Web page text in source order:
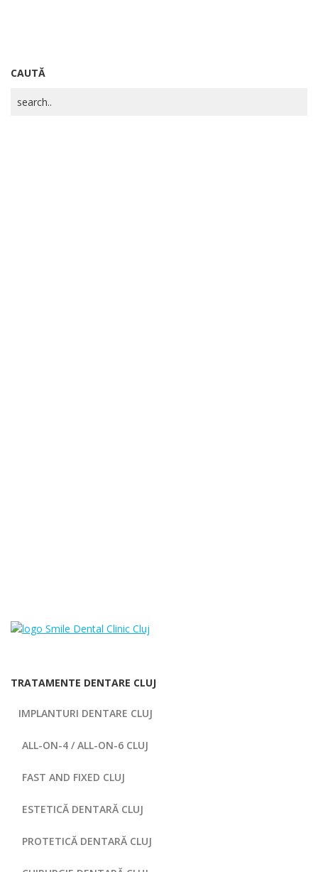
CAUTĂ
TRATAMENTE DENTARE CLUJ
IMPLANTURI DENTARE CLUJ
ALL-ON-4 / ALL-ON-6 CLUJ
FAST AND FIXED CLUJ
ESTETICĂ DENTARĂ CLUJ
PROTETICĂ DENTARĂ CLUJ